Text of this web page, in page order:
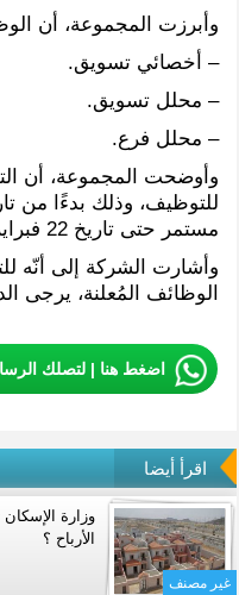
وأبرزت المجموعة، أن
– أخصائي تسويق.
– محلل تسويق.
– محلل فرع.
وأوضحت المجموعة، أن
مستمر حتى تاريخ 22 فبراير 2019م.
وأشارت الشركة إلى أنّه
الوظائف المُعلنة، يرجى
اضغط هنا | لتصلك
اقرأ أيضا
غير مصنف
وزارة
الأرباح ؟